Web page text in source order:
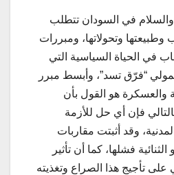
في السودان تتطلب
وتحولاتها، ومبررات
في الحياة السياسية التي
“فرّق تسد”، وأبسط مبرر
والعسكرة هو القول بأن
فإن أي حل للأزمة
وقد أثبتت مقاربات
فشلها، كما أن تأثير
على تأجيج هذا الصراع وتغذيته